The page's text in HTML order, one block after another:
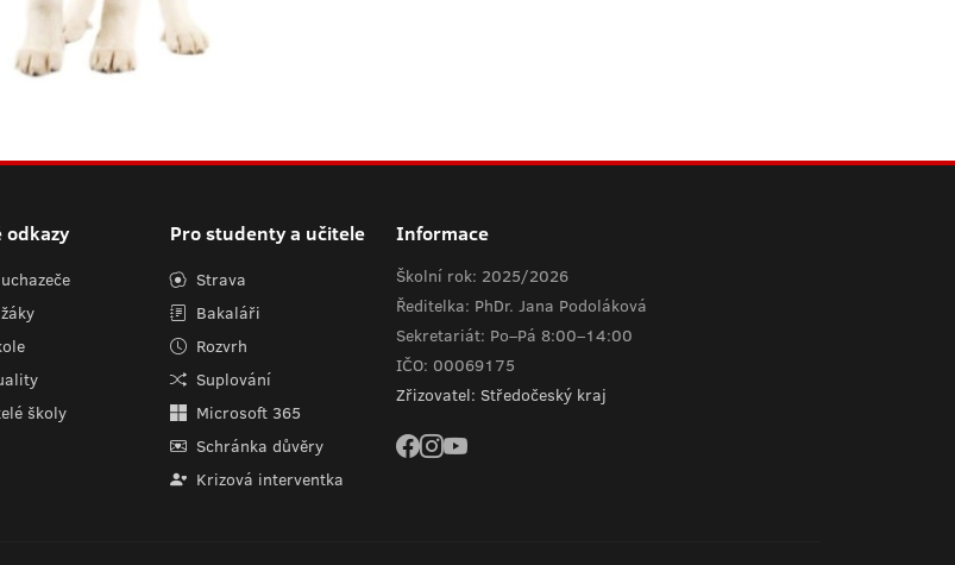
odkazy
školy
Pro studenty a učitele
Strava
Bakaláři
Rozvrh
Suplování
Microsoft 365
Schránka důvěry
Krizová interventka
Informace
Školní rok: 2025/2026
Ředitelka: PhDr. Jana Podoláková
Sekretariát: Po–Pá 8:00–14:00
IČO: 00069175
Zřizovatel: Středočeský kraj